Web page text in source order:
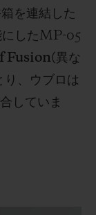
を連結した
したMP-05
Fusion(異な
り、ウブロは
していま